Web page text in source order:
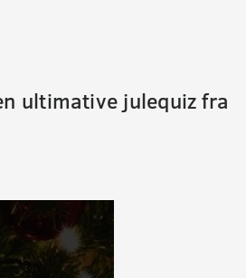
ultimative julequiz fra